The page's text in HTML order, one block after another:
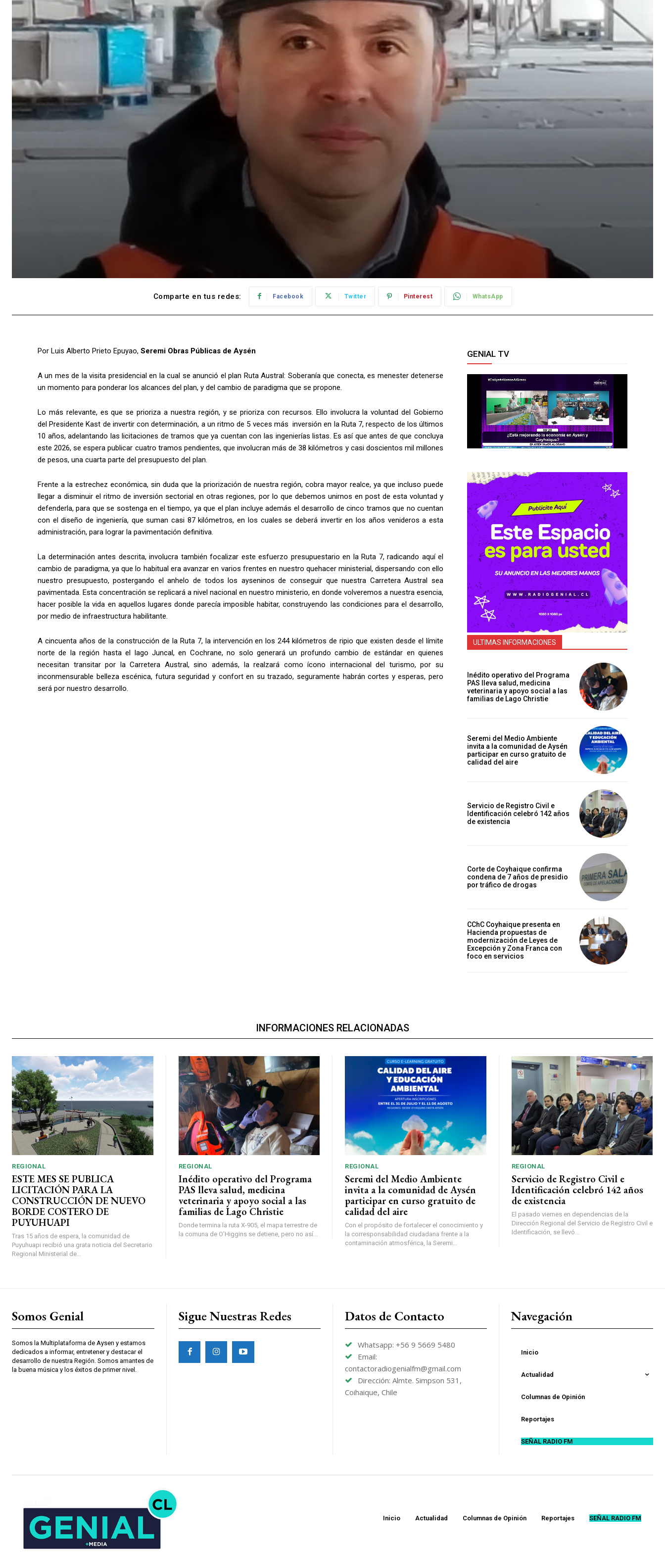
Comparte en tus redes: Facebook Twitter Pinterest WhatsApp
Por Luis Alberto Prieto Epuyao, Seremi Obras Públicas de Aysén
A un mes de la visita presidencial en la cual se anunció el plan Ruta Austral: Soberanía que conecta, es menester detenerse
un momento para ponderar los alcances del plan, y del cambio de paradigma que se propone.
Lo más relevante, es que se prioriza a nuestra región, y se prioriza con recursos. Ello involucra la voluntad del Gobierno
del Presidente Kast de invertir con determinación, a un ritmo de 5 veces más inversión en la Ruta 7, respecto de los últimos
10 años, adelantando las licitaciones de tramos que ya cuentan con las ingenierías listas. Es así que antes de que concluya
este 2026, se espera publicar cuatro tramos pendientes, que involucran más de 38 kilómetros y casi doscientos mil millones
de pesos, una cuarta parte del presupuesto del plan.
Frente a la estrechez económica, sin duda que la priorización de nuestra región, cobra mayor realce, ya que incluso puede
llegar a disminuir el ritmo de inversión sectorial en otras regiones, por lo que debemos unirnos en post de esta voluntad y
defenderla, para que se sostenga en el tiempo, ya que el plan incluye además el desarrollo de cinco tramos que no cuentan
con el diseño de ingeniería, que suman casi 87 kilómetros, en los cuales se deberá invertir en los años venideros a esta
administración, para lograr la pavimentación definitiva.
La determinación antes descrita, involucra también focalizar este esfuerzo presupuestario en la Ruta 7, radicando aquí el
cambio de paradigma, ya que lo habitual era avanzar en varios frentes en nuestro quehacer ministerial, dispersando con ello
nuestro presupuesto, postergando el anhelo de todos los ayseninos de conseguir que nuestra Carretera Austral sea
pavimentada. Esta concentración se replicará a nivel nacional en nuestro ministerio, en donde volveremos a nuestra esencia,
hacer posible la vida en aquellos lugares donde parecía imposible habitar, construyendo las condiciones para el desarrollo,
por medio de infraestructura habilitante.
A cincuenta años de la construcción de la Ruta 7, la intervención en los 244 kilómetros de ripio que existen desde el límite
norte de la región hasta el lago Juncal, en Cochrane, no solo generará un profundo cambio de estándar en quienes
necesitan transitar por la Carretera Austral, sino además, la realzará como ícono internacional del turismo, por su
inconmensurable belleza escénica, futura seguridad y confort en su trazado, seguramente habrán cortes y esperas, pero
será por nuestro desarrollo.
GENIAL TV
ULTIMAS INFORMACIONES
Inédito operativo del Programa
PAS lleva salud, medicina
veterinaria y apoyo social a las
familias de Lago Christie
Seremi del Medio Ambiente
invita a la comunidad de Aysén
participar en curso gratuito de
calidad del aire
Servicio de Registro Civil e
Identificación celebró 142 años
de existencia
Corte de Coyhaique confirma
condena de 7 años de presidio
por tráfico de drogas
CChC Coyhaique presenta en
Hacienda propuestas de
modernización de Leyes de
Excepción y Zona Franca con
foco en servicios
INFORMACIONES RELACIONADAS
REGIONAL
ESTE MES SE PUBLICA
LICITACIÓN PARA LA
CONSTRUCCIÓN DE NUEVO
BORDE COSTERO DE
PUYUHUAPI
Tras 15 años de espera, la comunidad de
Puyuhuapi recibió una grata noticia del Secretario
Regional Ministerial de...
REGIONAL
Inédito operativo del Programa
PAS lleva salud, medicina
veterinaria y apoyo social a las
familias de Lago Christie
Donde termina la ruta X-905, el mapa terrestre de
la comuna de O’Higgins se detiene, pero no así...
REGIONAL
Seremi del Medio Ambiente
invita a la comunidad de Aysén
participar en curso gratuito de
calidad del aire
Con el propósito de fortalecer el conocimiento y
la corresponsabilidad ciudadana frente a la
contaminación atmosférica, la Seremi...
REGIONAL
Servicio de Registro Civil e
Identificación celebró 142 años
de existencia
El pasado viernes en dependencias de la
Dirección Regional del Servicio de Registro Civil e
Identificación, se llevó...
Somos Genial
Somos la Multiplataforma de Aysen y estamos
dedicados a informar, entretener y destacar el
desarrollo de nuestra Región. Somos amantes de
la buena música y los éxitos de primer nivel.
Sigue Nuestras Redes Datos de Contacto
Whatsapp: +56 9 5669 5480
Email:
contactoradiogenialfm@gmail.com
Dirección: Almte. Simpson 531,
Coihaique, Chile
Navegación
Inicio
Actualidad
Columnas de Opinión
Reportajes
SEÑAL RADIO FM
Inicio Actualidad Columnas de Opinión Reportajes SEÑAL RADIO FM